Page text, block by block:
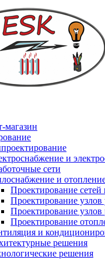
магазин
и
сети
и
Проектирование
Проектирование узлов
Проектирование узлов
Проектирование
и
решения
решения